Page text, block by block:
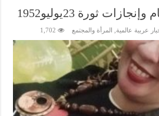
ثورة 23يوليو1952
عربية عالمية المرأة والمجتمع 1,702